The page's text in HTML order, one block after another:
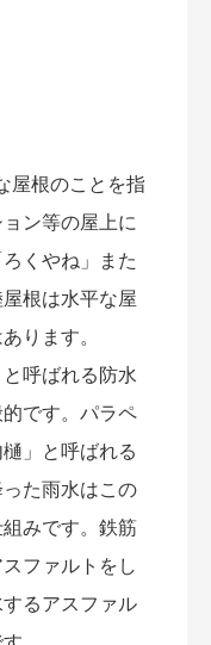
屋根のことを指
ン等の屋上に
くやね」また
根は水平な屋
ります。
呼ばれる防水
です。パラペ
」と呼ばれる
た雨水はこの
みです。鉄筋
ファルトをし
るアスファル